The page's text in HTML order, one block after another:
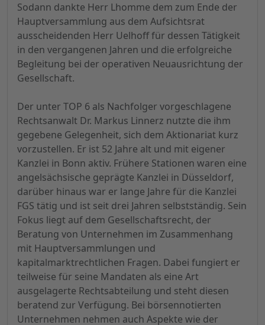
Sodann dankte Herr Lhomme dem zum Ende der
Hauptversammlung aus dem Aufsichtsrat
ausscheidenden Herr Uelhoff für dessen Tätigkeit
in den vergangenen Jahren und die erfolgreiche
Begleitung bei der operativen Neuausrichtung der
Gesellschaft.
Der unter TOP 6 als Nachfolger vorgeschlagene
Rechtsanwalt Dr. Markus Linnerz nutzte die ihm
gegebene Gelegenheit, sich dem Aktionariat kurz
vorzustellen. Er ist 52 Jahre alt und mit eigener
Kanzlei in Bonn aktiv. Frühere Stationen waren eine
angelsächsische geprägte Kanzlei in Düsseldorf,
darüber hinaus war er lange Jahre für die Kanzlei
FGS tätig und ist seit drei Jahren selbstständig. Sein
Fokus liegt auf dem Gesellschaftsrecht, der
Beratung von Unternehmen im Zusammenhang
mit Hauptversammlungen und
kapitalmarktrechtlichen Fragen. Dabei fungiert er
teilweise für seine Mandaten als eine Art
ausgelagerte Rechtsabteilung und steht diesen
beratend zur Verfügung. Bei börsennotierten
Unternehmen nehmen auch Aspekte wie der